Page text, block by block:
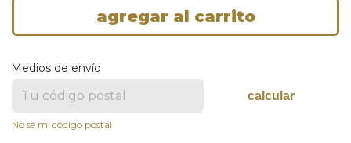
Medios de envío
calcular
No sé mi código postal